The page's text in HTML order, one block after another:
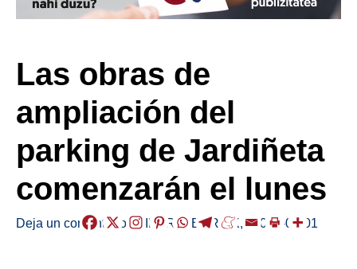
Las obras de
ampliación del
parking de Jardiñeta
comenzarán el lunes
Deja un comentario /EIBAR ,HERRIAK,/2025-02-01